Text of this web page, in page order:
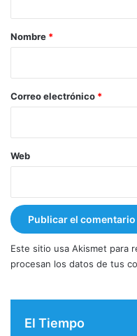
r
*
Nombre *
Correo electrónico *
Web
Este sitio usa Akismet para
procesan los datos de tus
El Tiempo